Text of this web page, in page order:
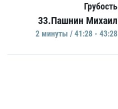
Грубость
33.Пашнин Михаил
2 минуты / 41:28 - 43:28